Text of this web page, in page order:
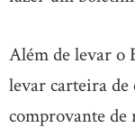
Além de levar o
levar carteira de
comprovante de